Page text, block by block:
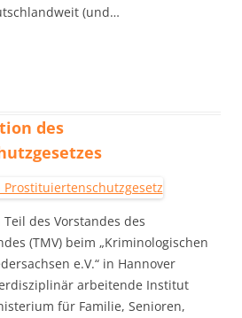
(und…
des
des Vorstandes des
(TMV) beim „Kriminologischen
e.V.“ in Hannover
arbeitende Institut
für Familie, Senioren,